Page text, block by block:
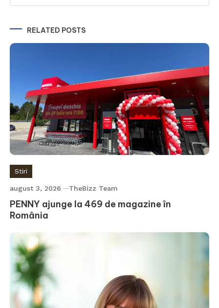
RELATED POSTS
Stiri
august 3, 2026 TheBizz Team
PENNY ajunge la 469 de magazine în
România